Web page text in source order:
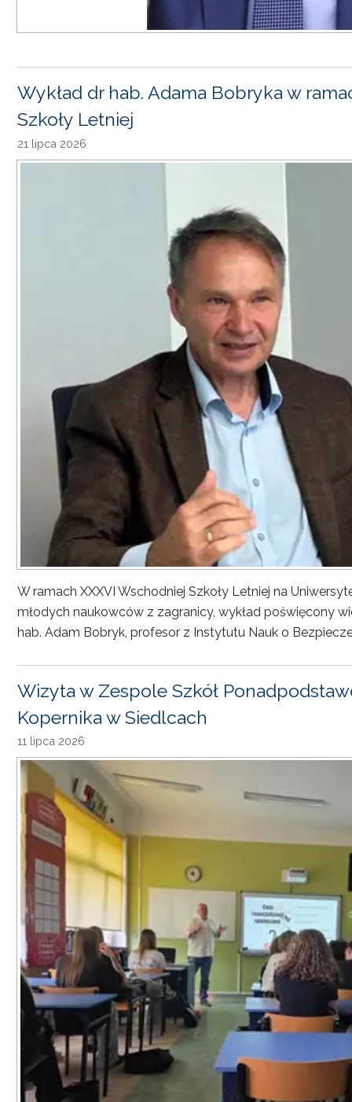
Wykład dr hab. Adama Bobryka w
Szkoły Letniej
21 lipca 2026
W ramach XXXVI Wschodniej Szkoły Letniej na
młodych naukowców z zagranicy, wykład poświęcony
hab. Adam Bobryk, profesor z Instytutu Nauk o
Wizyta w Zespole Szkół
Kopernika w Siedlcach
11 lipca 2026